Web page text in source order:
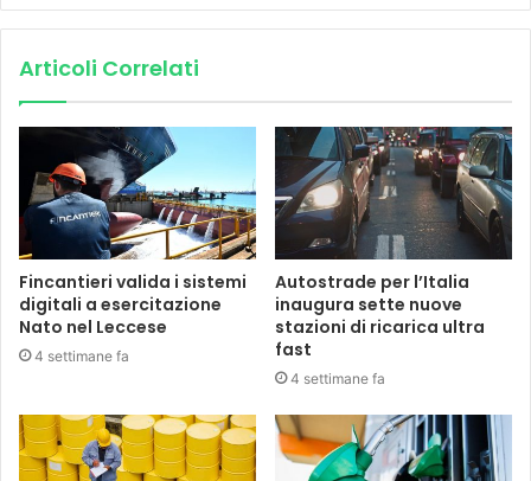
Articoli Correlati
Fincantieri valida i sistemi
digitali a esercitazione
Nato nel Leccese
4 settimane fa
Autostrade per l’Italia
inaugura sette nuove
stazioni di ricarica ultra
fast
4 settimane fa